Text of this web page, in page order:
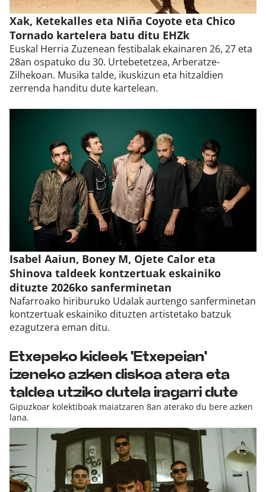
Xak, Ketekalles eta Niña Coyote eta Chico
Tornado kartelera batu ditu EHZk
Euskal Herria Zuzenean festibalak ekainaren 26, 27 eta
28an ospatuko du 30. Urtebetetzea, Arberatze-
Zilhekoan. Musika talde, ikuskizun eta hitzaldien
zerrenda handitu dute kartelean.
Isabel Aaiun, Boney M, Ojete Calor eta
Shinova taldeek kontzertuak eskainiko
dituzte 2026ko sanferminetan
Nafarroako hiriburuko Udalak aurtengo sanferminetan
kontzertuak eskainiko dituzten artistetako batzuk
ezagutzera eman ditu.
Etxepeko kideek 'Etxepeian'
izeneko azken diskoa atera eta
taldea utziko dutela iragarri dute
Gipuzkoar kolektiboak maiatzaren 8an aterako du bere azken
lana.